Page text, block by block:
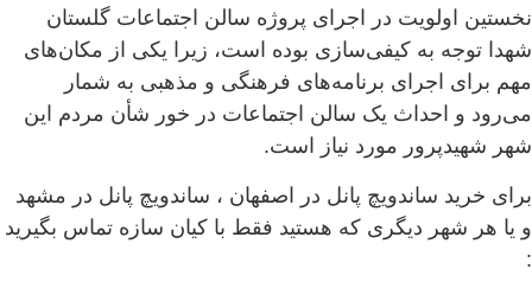
نخستین اولویت در اجرای پروژه سالن اجتماعات گلستان
شهدا توجه به کیفی‌سازی بوده است، زیرا یکی از مکان‌های
مهم برای اجرای برنامه‌های فرهنگی و مذهبی به شمار
می‌رود و احداث یک سالن اجتماعات در خور شأن مردم این
شهر شهیدپرور مورد نیاز است.
برای خرید ساندویچ پانل در اصفهان ، ساندویچ پانل در مشهد
و یا هر شهر دیگری که هستید فقط با کیان سازه تماس بگیرید
: